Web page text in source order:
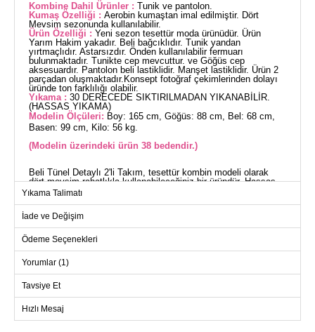
Kombine Dahil Ürünler : Tunik ve pantolon.
Kumaş Özelliği : Aerobin kumaştan imal edilmiştir. Dört
Mevsim sezonunda kullanılabilir.
Ürün Özelliği : Yeni sezon tesettür moda ürünüdür. Ürün
Yarım Hakim yakadır. Beli bağcıklıdır. Tunik yandan
yırtmaçlıdır. Astarsızdır. Önden kullanılabilir fermuarı
bulunmaktadır. Tunikte cep mevcuttur. ve Göğüs cep
aksesuardır. Pantolon beli lastiklidir. Manşet lastiklidir. Ürün 2
parçadan oluşmaktadır.Konsept fotoğraf çekimlerinden dolayı
üründe ton farklılığı olabilir.
Yıkama : 30 DERECEDE SIKTIRILMADAN YIKANABİLİR.
(HASSAS YIKAMA)
Modelin Ölçüleri: Boy: 165 cm, Göğüs: 88 cm, Bel: 68 cm,
Basen: 99 cm, Kilo: 56 kg.
(Modelin üzerindeki ürün 38 bedendir.)
Beli Tünel Detaylı 2'li Takım, tesettür kombin modeli olarak
dört mevsim rahatlıkla kullanabileceğiniz bir üründür. Hassas
yapısı sayesinde 30 derecede yıkanabilen bu takım, aerobin
ve kullanışlı ön fermuar detayı ile pratik bir kullanım sağlar.
Elastik bel pantolon ve cepli tasarımı ise rahatlığı artırır. Hem
tunikte hem de pantolonda manşet lastik detayı bulunmaktadır
ve ürün iki parçadan oluşur. Beden seçenekleri ile her vücut
tipine uygun.
(CM)
Beden
Yıkama Talimatı
İade ve Değişim
Ödeme Seçenekleri
Yorumlar (1)
Tavsiye Et
Hızlı Mesaj